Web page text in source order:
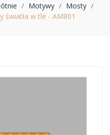
Motywy
Mosty
światła w tle - AM801